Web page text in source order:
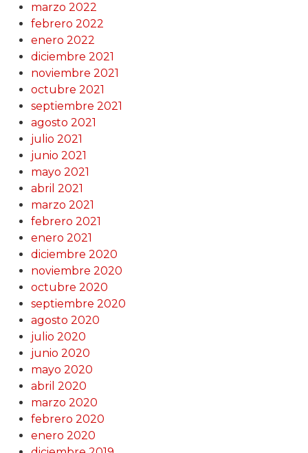
marzo 2022
febrero 2022
enero 2022
diciembre 2021
noviembre 2021
octubre 2021
septiembre 2021
agosto 2021
julio 2021
junio 2021
mayo 2021
abril 2021
marzo 2021
febrero 2021
enero 2021
diciembre 2020
noviembre 2020
octubre 2020
septiembre 2020
agosto 2020
julio 2020
junio 2020
mayo 2020
abril 2020
marzo 2020
febrero 2020
enero 2020